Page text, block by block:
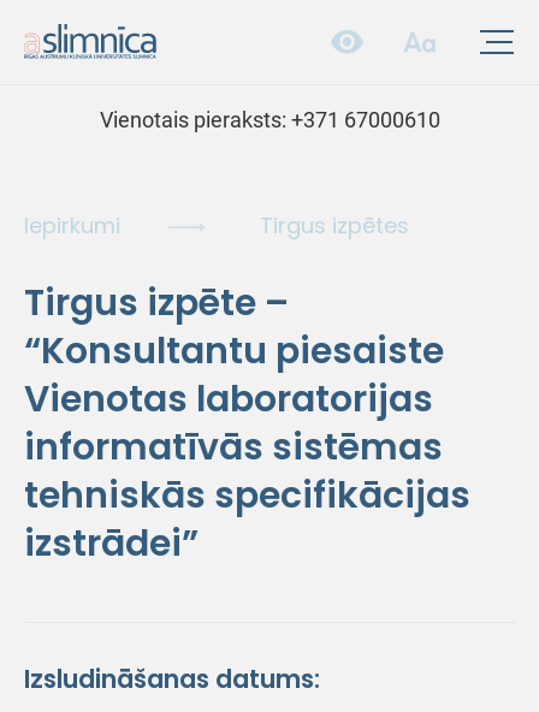
Vienotais pieraksts: +371 67000610
Iepirkumi Tirgus izpētes
Tirgus izpēte –
“Konsultantu piesaiste
Vienotas laboratorijas
informatīvās sistēmas
tehniskās specifikācijas
izstrādei”
Izsludināšanas datums: